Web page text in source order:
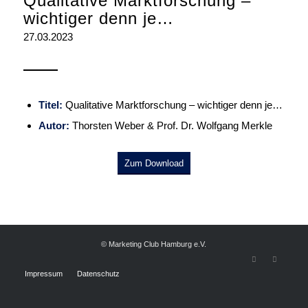
wichtiger denn je…
27.03.2023
Titel: Qualitative Marktforschung – wichtiger denn je…
Autor: Thorsten Weber & Prof. Dr. Wolfgang Merkle
Zum Download
© Marketing Club Hamburg e.V.
Impressum Datenschutz